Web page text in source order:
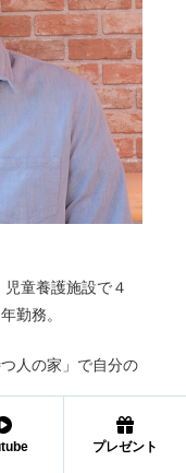
童養護施設で４
勤務。
人の家」で自分の
セラー。 プレゼント